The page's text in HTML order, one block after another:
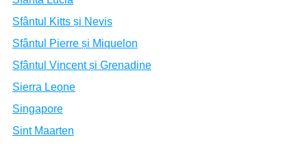
Sfântul Kitts și Nevis
Sfântul Pierre și Miquelon
Sfântul Vincent și Grenadine
Sierra Leone
Singapore
Sint Maarten